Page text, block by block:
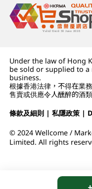
Under the law of Hong
be sold or supplied to
business.
根據香港法律，不得在業
售賣或供應令人醺醉的酒
條款及細則 |私隱政策 |
© 2024 Wellcome /
Limited. All rights